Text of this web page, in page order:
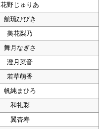
花野じゅりあ
航琉ひびき
美花梨乃
舞月なぎさ
澄月菜音
若草萌香
帆純まひろ
和礼彩
翼杏寿